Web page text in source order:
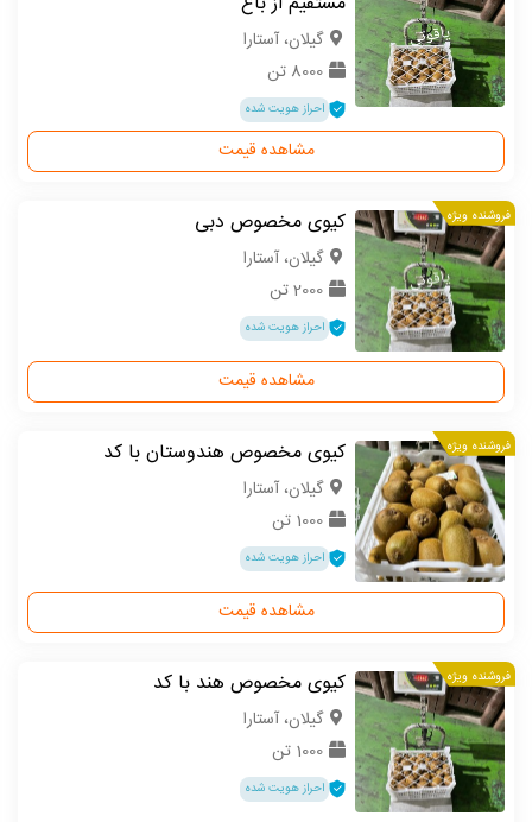
گیلان، آستارا
8000 تن
احراز هویت شده
مشاهده قیمت
فروشنده ویژه کیوی مخصوص دبی
گیلان، آستارا
2000 تن
احراز هویت شده
مشاهده قیمت
فروشنده ویژه کیوی مخصوص هندوستان با کد
گیلان، آستارا
1000 تن
احراز هویت شده
مشاهده قیمت
فروشنده ویژه کیوی مخصوص هند با کد
گیلان، آستارا
1000 تن
احراز هویت شده